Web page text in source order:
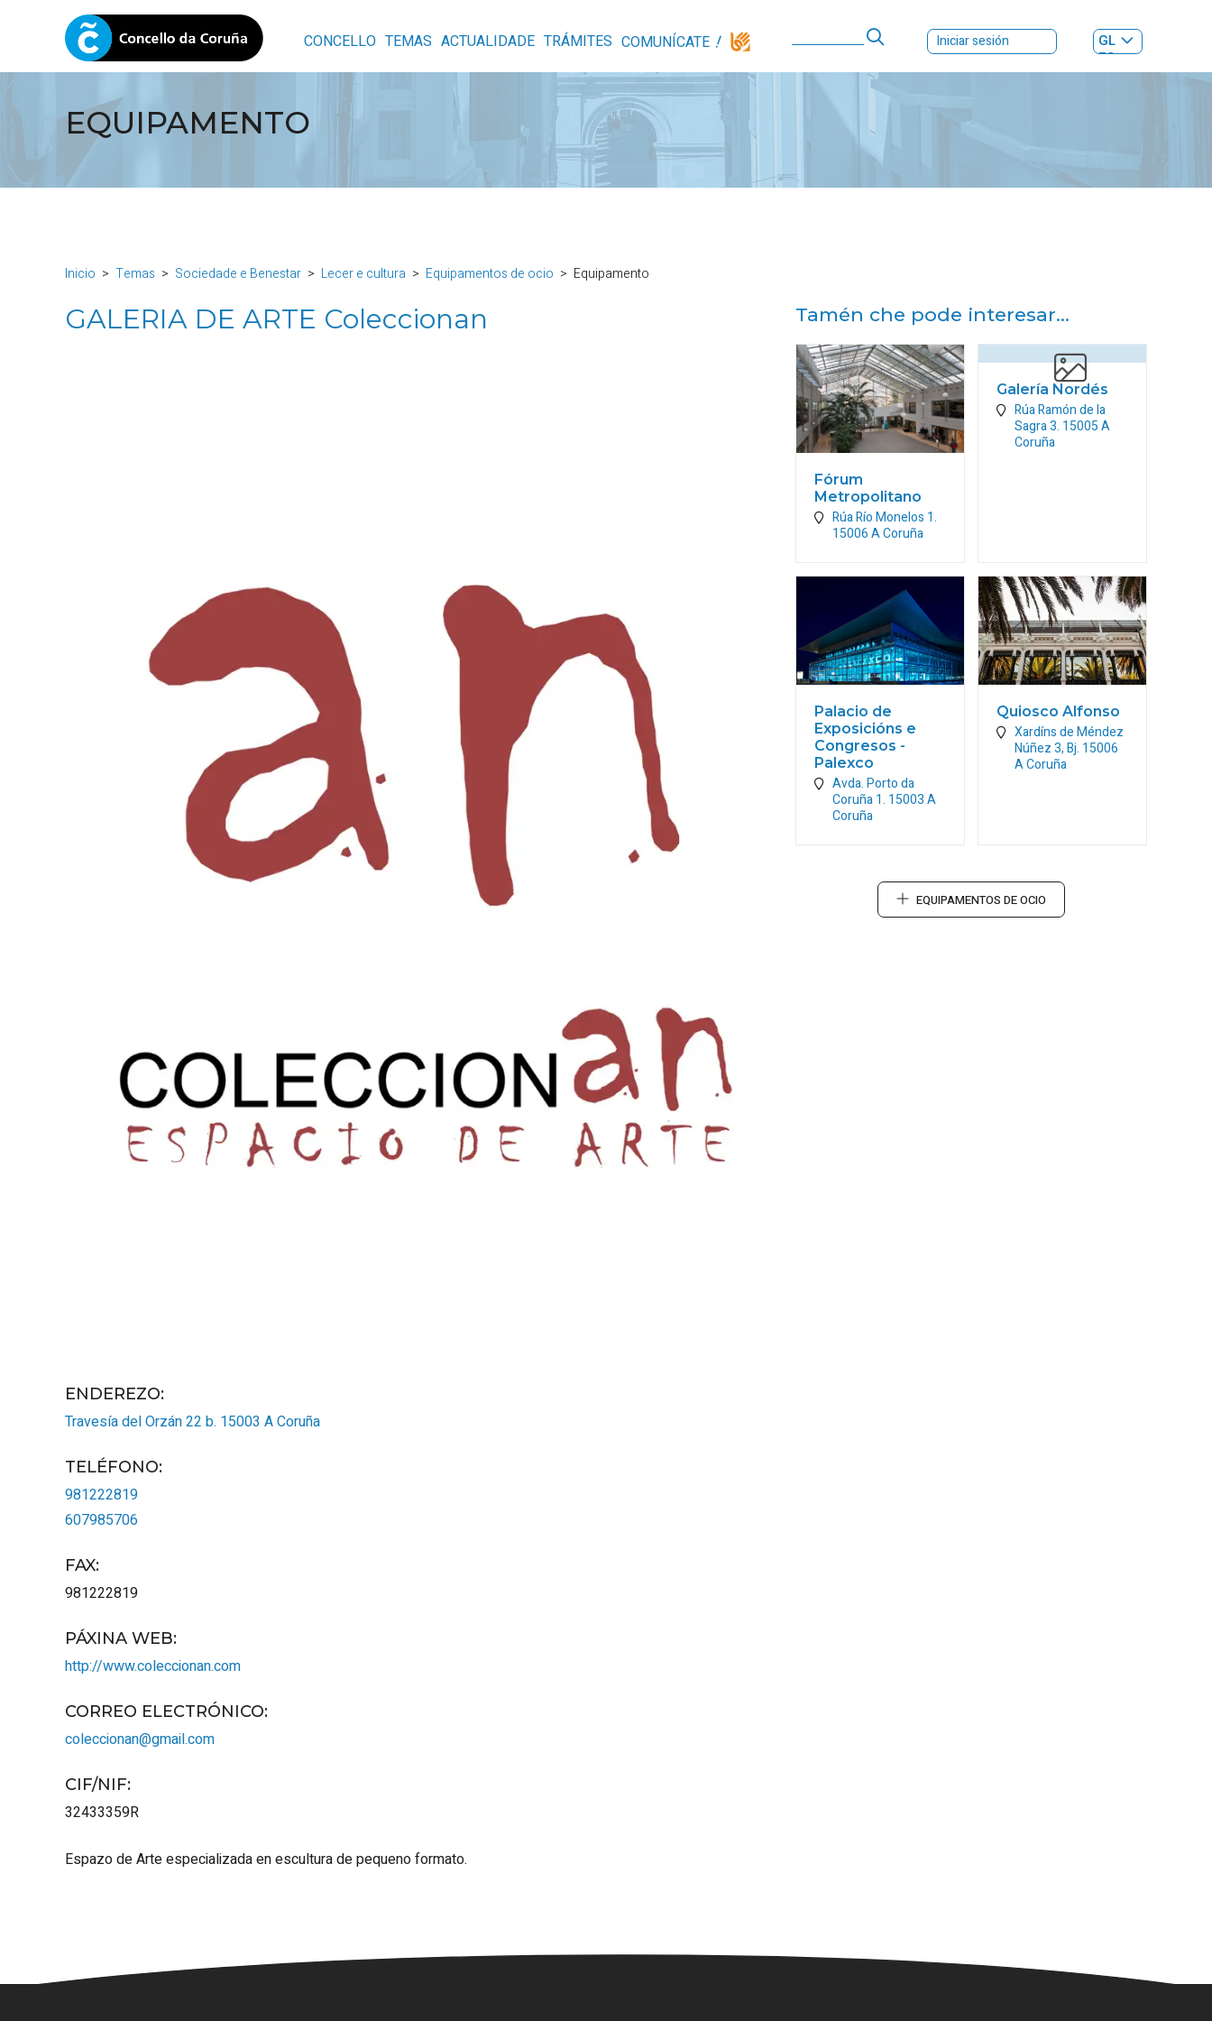
CONCELLO TEMAS ACTUALIDADE TRÁMITES COMUNÍCATE Iniciar sesión
GL
ES|
EQUIPAMENTO
Inicio Temas Sociedade e Benestar Lecer e cultura Equipamentos de ocio Equipamento
GALERIA DE ARTE Coleccionan
ENDEREZO:
Travesía del Orzán 22 b. 15003 A Coruña
TELÉFONO:
981222819
607985706
FAX:
981222819
PÁXINA WEB:
http://www.coleccionan.com
CORREO ELECTRÓNICO:
coleccionan@gmail.com
CIF/NIF:
32433359R
Espazo de Arte especializada en escultura de pequeno formato.
Tamén che pode interesar...
Fórum
Metropolitano
Rúa Río Monelos 1.
15006A Coruña
Galería Nordés
Rúa Ramón de la
Sagra 3. 15005A
Coruña
Palacio de
Exposicións e
Congresos -
Palexco
Avda. Porto da
Coruña 1. 15003A
Coruña
Quiosco Alfonso
Xardíns de Méndez
Núñez 3, Bj. 15006
A Coruña
EQUIPAMENTOS DE OCIO